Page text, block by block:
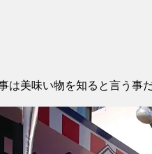
は美味い物を知ると言う事だ